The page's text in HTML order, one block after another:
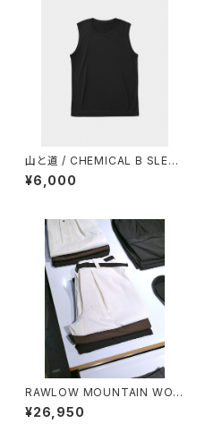
山と道 / CHEMICAL B SLEEV
ELESS（MEN）
¥6,000
RAWLOW MOUNTAIN WOR
KS / HIKER BAKER PANTS
¥26,950